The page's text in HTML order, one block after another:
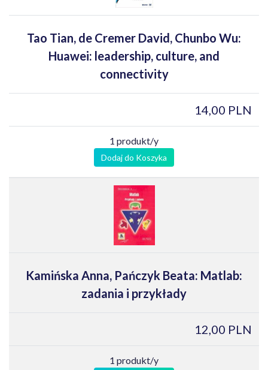
Tao Tian, de Cremer David, Chunbo Wu:
Huawei: leadership, culture, and
connectivity
14,00 PLN
1 produkt/y
Dodaj do Koszyka
Kamińska Anna, Pańczyk Beata: Matlab:
zadania i przykłady
12,00 PLN
1 produkt/y